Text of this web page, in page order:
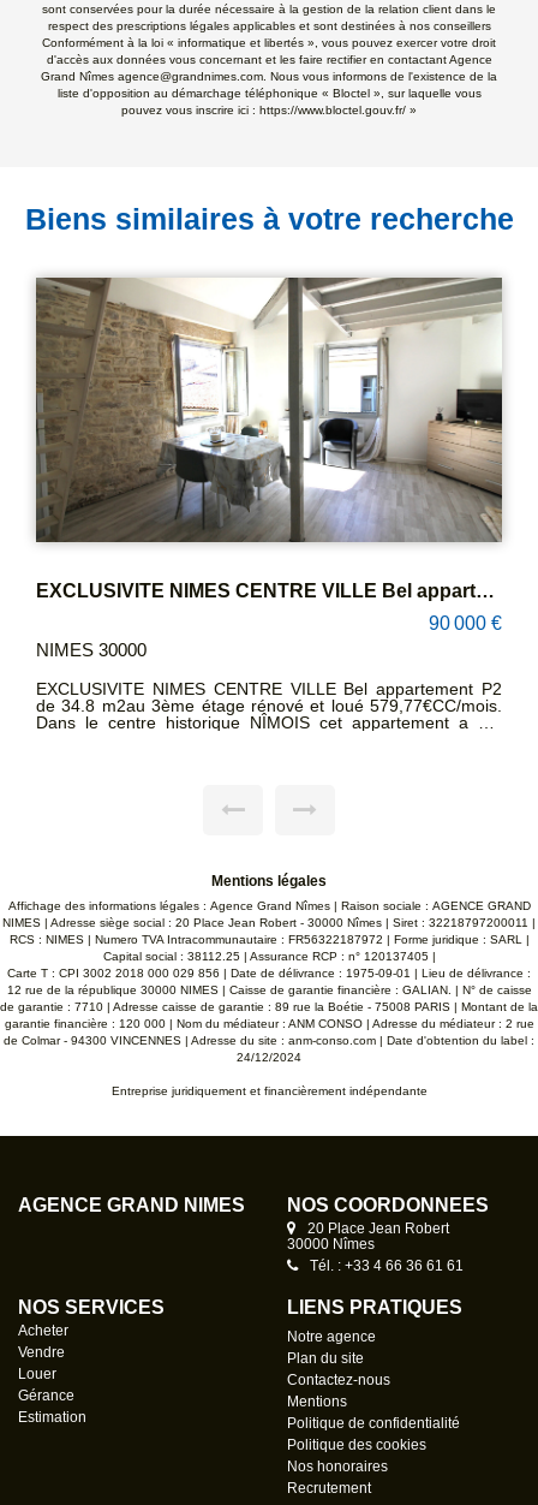
sont conservées pour la durée nécessaire à la gestion de la relation client dans le
respect des prescriptions légales applicables et sont destinées à nos conseillers
Conformément à la loi « informatique et libertés », vous pouvez exercer votre droit
d'accès aux données vous concernant et les faire rectifier en contactant Agence
Grand Nîmes agence@grandnimes.com. Nous vous informons de l'existence de la
liste d'opposition au démarchage téléphonique « Bloctel », sur laquelle vous
pouvez vous inscrire ici : https://www.bloctel.gouv.fr/ »
Biens similaires à votre recherche
EXCLUSIVITE NIMES CENTRE VILLE Bel appartement P2 de 34.8 m2au 3ème étage rénové et loué 579,77€CCCC
90 000 €
NIMES 30000
EXCLUSIVITE NIMES CENTRE VILLE Bel appartement P2
de 34.8 m2au 3ème étage rénové et loué 579,77€CC/mois.
Dans le centre historique NÎMOIS cet appartement a été
CREAC'H 06 22 93 47 48
Mentions légales
Affichage des informations légales : Agence Grand Nîmes | Raison sociale : AGENCE GRAND
NIMES | Adresse siège social : 20 Place Jean Robert - 30000 Nîmes | Siret : 32218797200011 |
RCS : NIMES | Numero TVA Intracommunautaire : FR56322187972 | Forme juridique : SARL |
Capital social : 38112.25 | Assurance RCP : n° 120137405 |
Carte T : CPI 3002 2018 000 029 856 | Date de délivrance : 1975-09-01 | Lieu de délivrance :
12 rue de la république 30000 NIMES | Caisse de garantie financière : GALIAN. | N° de caisse
de garantie : 7710 | Adresse caisse de garantie : 89 rue la Boétie - 75008 PARIS | Montant de la
garantie financière : 120 000 | Nom du médiateur : ANM CONSO | Adresse du médiateur : 2 rue
de Colmar - 94300 VINCENNES | Adresse du site : anm-conso.com | Date d'obtention du label :
24/12/2024
Entreprise juridiquement et financièrement indépendante
AGENCE GRAND NÎMES NOS COORDONNÉES
20 Place Jean Robert
30000 Nîmes
Tél. : +33 4 66 36 61 61
NOS SERVICES
Acheter
Vendre
Louer
Gérance
Estimation
LIENS PRATIQUES
Notre agence
Plan du site
Contactez-nous
Mentions
Politique de confidentialité
Politique des cookies
Nos honoraires
Recrutement